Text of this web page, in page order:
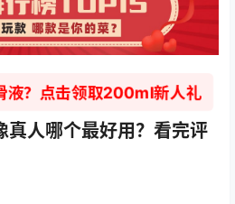
液？点击领取200ml新人礼
真人哪个最好用？看完评